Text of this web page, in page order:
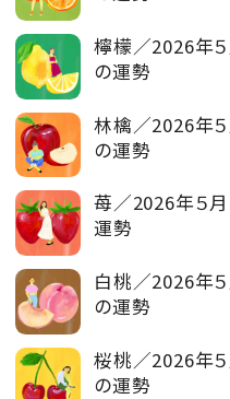
檸檬／2026年５
の運勢
林檎／2026年５
の運勢
苺／2026年５月
運勢
白桃／2026年５
の運勢
桜桃／2026年５
の運勢